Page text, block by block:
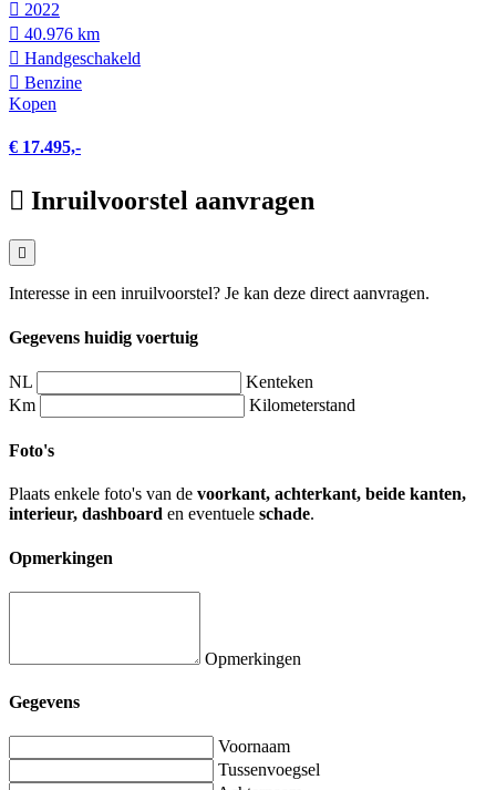
2022
40.976 km
Hand­geschakeld
Benzine
Kopen
€ 17.495,-
Inruilvoorstel aanvragen
Interesse in een inruilvoorstel? Je kan deze direct aanvragen.
Gegevens huidig voertuig
NL
Kenteken
Km
Kilometerstand
Foto's
Plaats enkele foto's van de voorkant, achterkant, beide kanten,
interieur, dashboard en eventuele schade.
Opmerkingen
Opmerkingen
Gegevens
Voornaam
Tussenvoegsel